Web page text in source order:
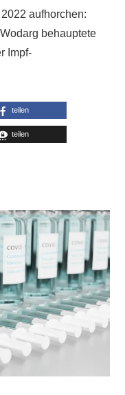
aufhorchen:
behauptete
Impf-
teilen
teilen